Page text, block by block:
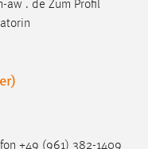
aw . de Zum Profil
+49 (961) 382-1409